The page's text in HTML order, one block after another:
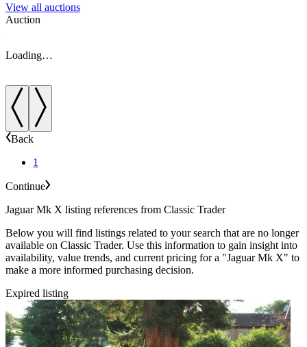
View all auctions
Auction
Loading…
Back
1
Continue
Jaguar Mk X listing references from Classic Trader
Below you will find listings related to your search that are no longer
available on Classic Trader. Use this information to gain insight into
availability, value trends, and current pricing for a "Jaguar Mk X" to
make a more informed purchasing decision.
Expired listing